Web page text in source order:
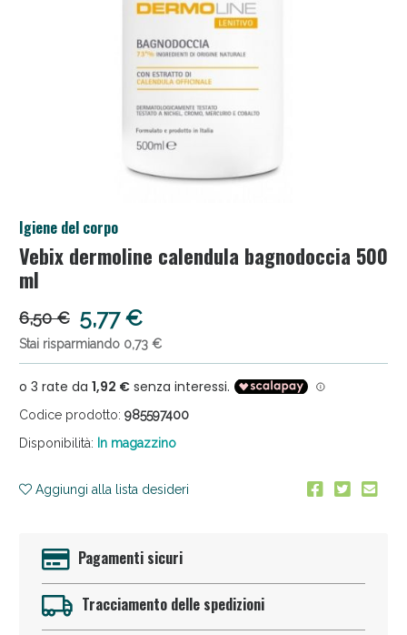
Igiene del corpo
Vebix dermoline calendula bagnodoccia 500
ml
6,50 € 5,77 €
Stai risparmiando 0,73 €
Codice prodotto: 985597400
Disponibilità: In magazzino
Aggiungi alla lista desideri
Pagamenti sicuri
Tracciamento delle spedizioni
Salini e Multivitaminici: oggi Sconto extra fino al